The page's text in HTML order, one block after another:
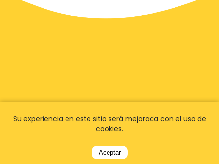
Su experiencia en este sitio será mejorada con el uso de
cookies.
Aceptar